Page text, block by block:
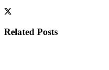
Related Posts